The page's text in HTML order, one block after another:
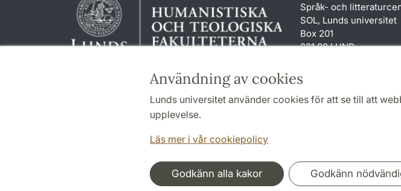
Användning av cookies
Lunds universitet använder cookies för att se till att
upplevelse.
Läs mer i vår cookiepolicy
Godkänn alla kakor Godkänn
Språk- och
SOL, Lunds universitet
Box 201
221 00 LUND
reception